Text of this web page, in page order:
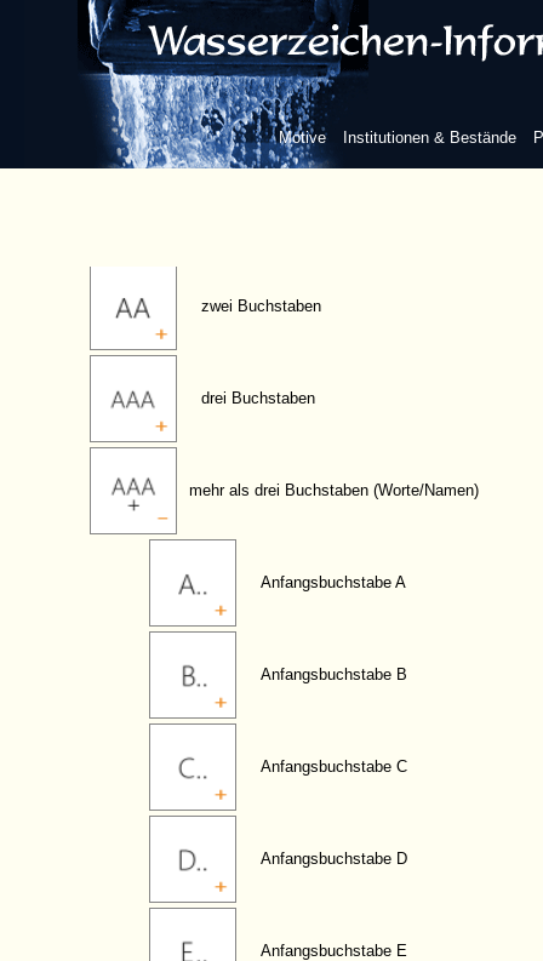
Motive Institutionen & Bestände
Buchstaben/Ziffern
Buchstabe P
zwei Buchstaben
drei Buchstaben
mehr als drei Buchstaben (Worte/Namen)
Anfangsbuchstabe A
Anfangsbuchstabe B
Anfangsbuchstabe C
Anfangsbuchstabe D
Anfangsbuchstabe E